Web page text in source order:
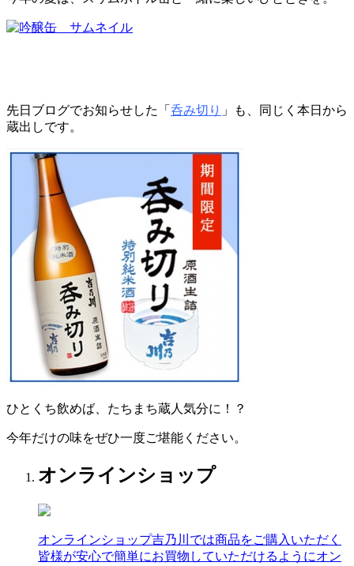
先日ブログでお知らせした「 呑み切り 」も、同じく本日から
蔵出しです。
ひとくち飲めば、たちまち蔵人気分に！？
今年だけの味をぜひ一度ご堪能ください。
オンラインショップ
オンラインショップ吉乃川では商品をご購入いただく
皆様が安心で簡単にお買物していただけるようにオン